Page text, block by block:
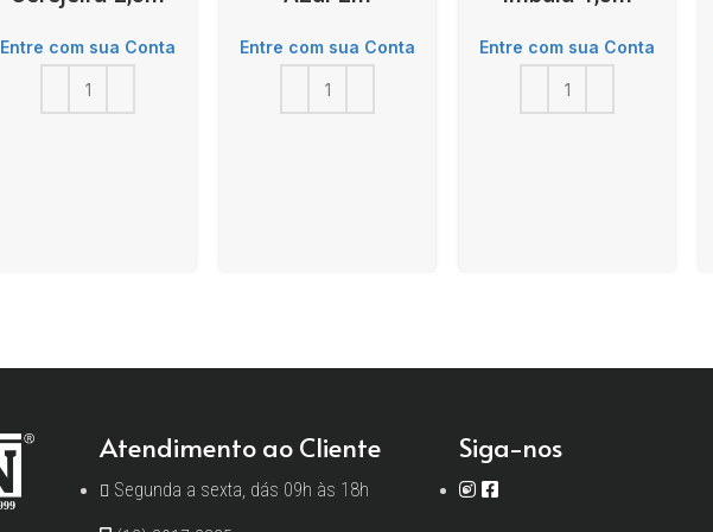
Entre com sua Conta Entre com sua Conta Entre com sua Conta
Atendimento ao Cliente
Segunda a sexta, dás 09h às 18h
Siga-nos